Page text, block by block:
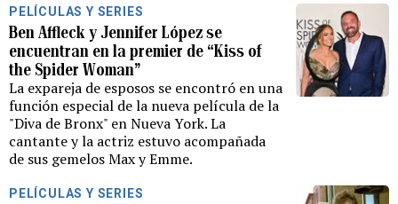
PELÍCULAS Y SERIES
Ben Affleck y Jennifer López se
encuentran en la premier de “Kiss of
the Spider Woman”
La expareja de esposos se encontró en una
función especial de la nueva película de la
"Diva de Bronx" en Nueva York. La
cantante y la actriz estuvo acompañada
de sus gemelos Max y Emme.
PELÍCULAS Y SERIES